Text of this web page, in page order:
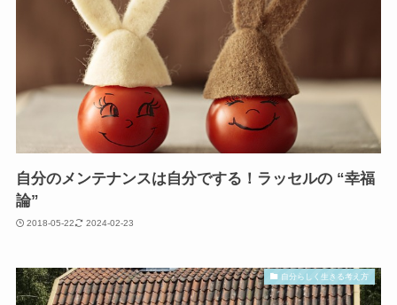
自分のメンテナンスは自分でする！ラッセルの “幸福
論”
2018-05-22 2024-02-23
自分らしく生きる考え方